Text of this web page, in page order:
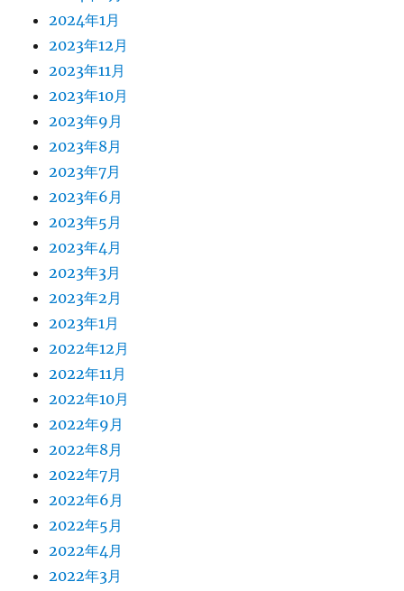
2024年1月
2023年12月
2023年11月
2023年10月
2023年9月
2023年8月
2023年7月
2023年6月
2023年5月
2023年4月
2023年3月
2023年2月
2023年1月
2022年12月
2022年11月
2022年10月
2022年9月
2022年8月
2022年7月
2022年6月
2022年5月
2022年4月
2022年3月